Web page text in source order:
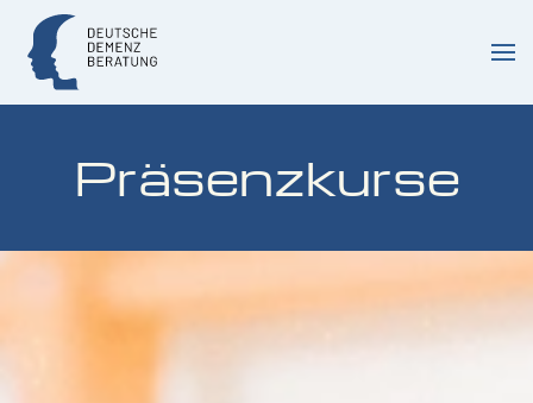
Zum Hauptinhalt springen
Präsenzkurse